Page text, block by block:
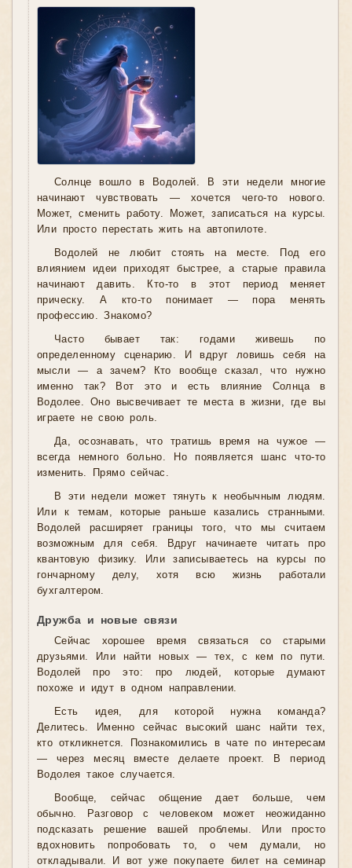
Солнце вошло в Водолей. В эти недели многие
начинают чувствовать — хочется чего-то нового.
Может, сменить работу. Может, записаться на курсы.
Или просто перестать жить на автопилоте.
Водолей не любит стоять на месте. Под его
влиянием идеи приходят быстрее, а старые правила
начинают давить. Кто-то в этот период меняет
прическу. А кто-то понимает — пора менять
профессию. Знакомо?
Часто бывает так: годами живешь по
определенному сценарию. И вдруг ловишь себя на
мысли — а зачем? Кто вообще сказал, что нужно
именно так? Вот это и есть влияние Солнца в
Водолее. Оно высвечивает те места в жизни, где вы
играете не свою роль.
Да, осознавать, что тратишь время на чужое —
всегда немного больно. Но появляется шанс что-то
изменить. Прямо сейчас.
В эти недели может тянуть к необычным людям.
Или к темам, которые раньше казались странными.
Водолей расширяет границы того, что мы считаем
возможным для себя. Вдруг начинаете читать про
квантовую физику. Или записываетесь на курсы по
гончарному делу, хотя всю жизнь работали
бухгалтером.
Дружба и новые связи
Сейчас хорошее время связаться со старыми
друзьями. Или найти новых — тех, с кем по пути.
Водолей про это: про людей, которые думают
похоже и идут в одном направлении.
Есть идея, для которой нужна команда?
Делитесь. Именно сейчас высокий шанс найти тех,
кто откликнется. Познакомились в чате по интересам
— через месяц вместе делаете проект. В период
Водолея такое случается.
Вообще, сейчас общение дает больше, чем
обычно. Разговор с человеком может неожиданно
подсказать решение вашей проблемы. Или просто
вдохновить попробовать то, о чем думали, но
откладывали. И вот уже покупаете билет на семинар